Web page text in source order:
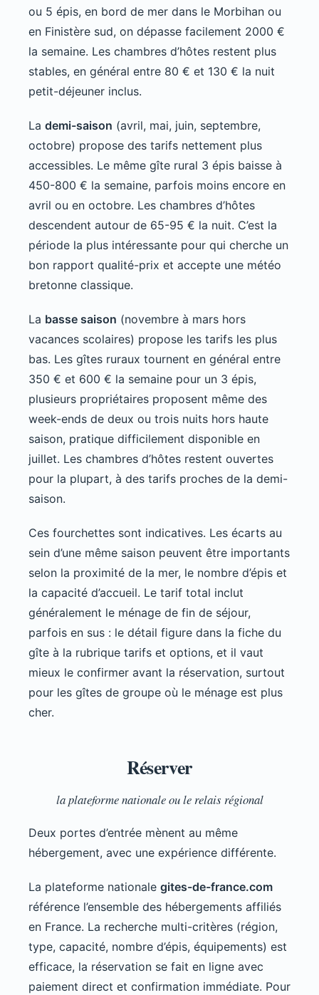
ou 5 épis, en bord de mer dans le Morbihan ou
en Finistère sud, on dépasse facilement 2000 €
la semaine. Les chambres d’hôtes restent plus
stables, en général entre 80 € et 130 € la nuit
petit-déjeuner inclus.
La demi-saison (avril, mai, juin, septembre,
octobre) propose des tarifs nettement plus
accessibles. Le même gîte rural 3 épis baisse à
450-800 € la semaine, parfois moins encore en
avril ou en octobre. Les chambres d’hôtes
descendent autour de 65-95 € la nuit. C’est la
période la plus intéressante pour qui cherche un
bon rapport qualité-prix et accepte une météo
bretonne classique.
La basse saison (novembre à mars hors
vacances scolaires) propose les tarifs les plus
bas. Les gîtes ruraux tournent en général entre
350 € et 600 € la semaine pour un 3 épis,
plusieurs propriétaires proposent même des
week-ends de deux ou trois nuits hors haute
saison, pratique difficilement disponible en
juillet. Les chambres d’hôtes restent ouvertes
pour la plupart, à des tarifs proches de la demi-
saison.
Ces fourchettes sont indicatives. Les écarts au
sein d’une même saison peuvent être importants
selon la proximité de la mer, le nombre d’épis et
la capacité d’accueil. Le tarif total inclut
généralement le ménage de fin de séjour,
parfois en sus : le détail figure dans la fiche du
gîte à la rubrique tarifs et options, et il vaut
mieux le confirmer avant la réservation, surtout
pour les gîtes de groupe où le ménage est plus
cher.
Réserver
la plateforme nationale ou le relais régional
Deux portes d’entrée mènent au même
hébergement, avec une expérience différente.
La plateforme nationale gites-de-france.com
référence l’ensemble des hébergements affiliés
en France. La recherche multi-critères (région,
type, capacité, nombre d’épis, équipements) est
efficace, la réservation se fait en ligne avec
paiement direct et confirmation immédiate. Pour